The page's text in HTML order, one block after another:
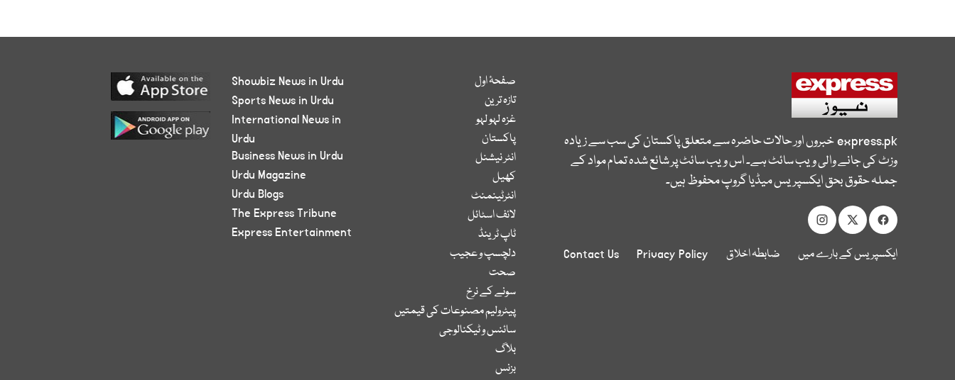
express.pkخبروں اور حالات حاضرہ سے متعلق پاکستان کی سب سے زیادہ
وزٹ کی جانے والی ویب سائٹ ہے۔ اس ویب سائٹ پر شائع شدہ تمام مواد کے
جملہ حقوق بحق ایکسپریس میڈیا گروپ محفوظ ہیں۔
ایکسپریس کے بارے میں ضابطہ اخلاق Privacy Policy
Contact Us
صفحۂ اول
تازہ ترین
غزہ لہو لہو
پاکستان
انٹر نیشنل
کھیل
انٹرٹینمنٹ
لائف اسٹائل
ٹاپ ٹرینڈ
دلچسپ و عجیب
صحت
سونے کے نرخ
پیٹرولیم مصنوعات کی قیمتیں
سائنس و ٹیکنالوجی
بلاگ
بزنس
Showbiz News in Urdu
Sports News in Urdu
International News in
Urdu
Business News in Urdu
Urdu Magazine
Urdu Blogs
The Express Tribune
Express Entertainment